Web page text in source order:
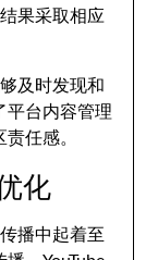
果采取相应
及时发现和
平台内容管理
任感。
化
播中起着至